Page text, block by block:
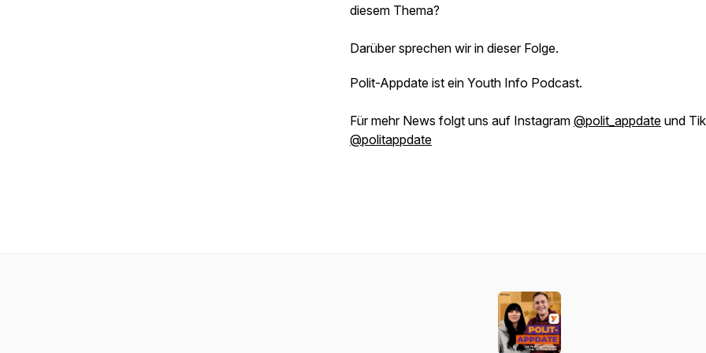
diesem Thema?
Darüber sprechen wir in dieser Folge.
Polit-Appdate ist ein Youth Info Podcast.
Für mehr News folgt uns auf Instagram @polit_appdate und
@politappdate